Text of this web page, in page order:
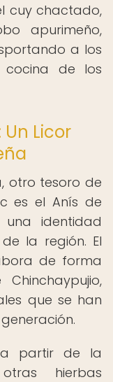
cuy chactado,
apurimeño,
a los
cocina de los
Licor
otro tesoro de
es el Anís de
una identidad
la región. El
de forma
que se han
a partir de la
hierbas